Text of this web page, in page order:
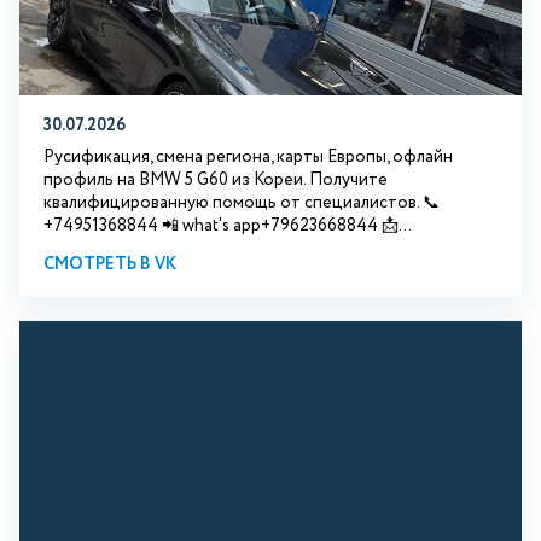
30.07.2026
Русификация, смена региона, карты Европы, офлайн
профиль на BMW 5 G60 из Кореи. Получите
квалифицированную помощь от специалистов. 📞
+74951368844 📲 what's app+79623668844 📩...
СМОТРЕТЬ В VK